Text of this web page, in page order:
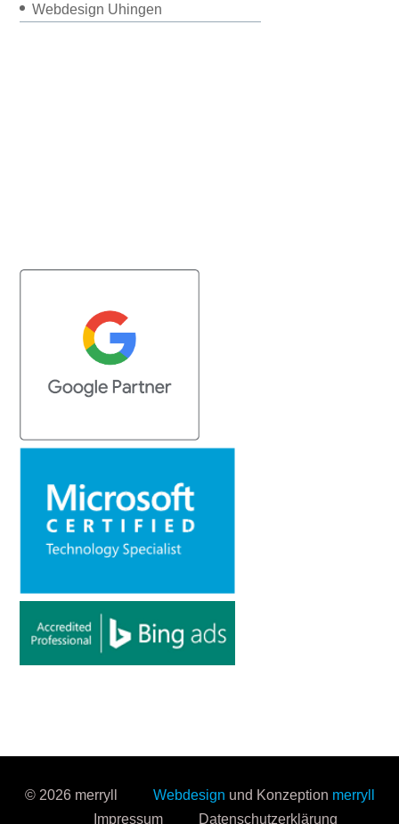
Webdesign Uhingen
© 2026 merryll Webdesign und Konzeption merryll
Impressum
Datenschutzerklärung